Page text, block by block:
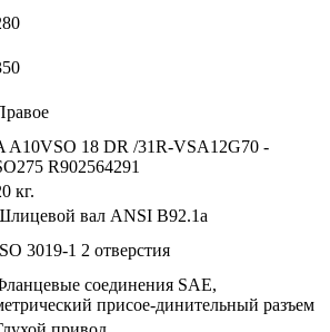
A10VSO 18 DR /31R-VSA12G70 -
R902564291
кг.
вал ANSI B92.1a
3019-1 2 отверстия
соединения SAE,
присое-динительный разъем